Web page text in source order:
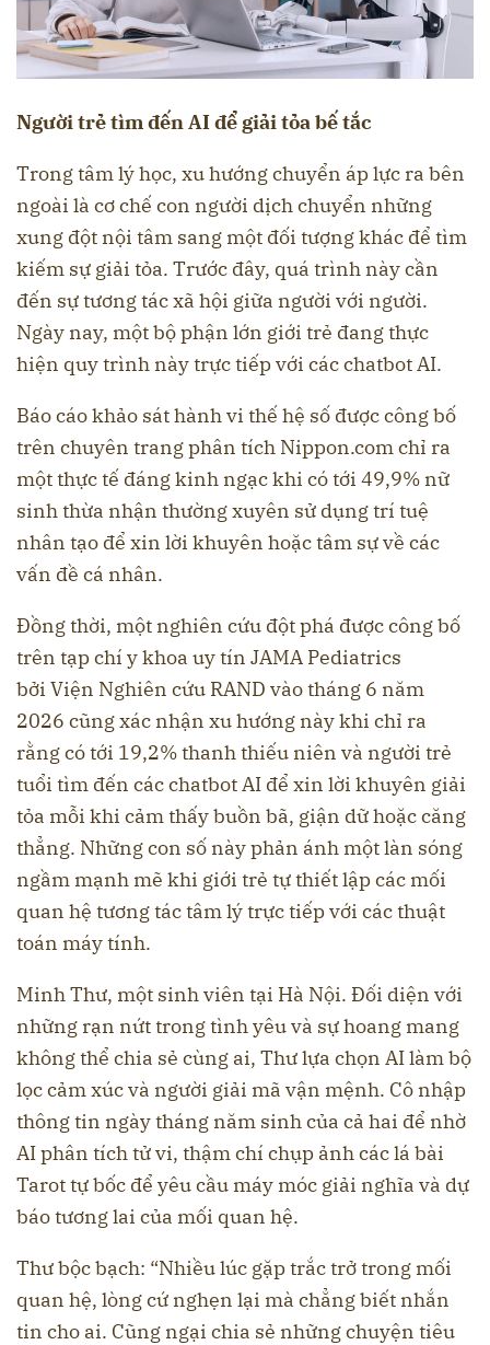
Người trẻ tìm đến AI để giải tỏa bế tắc
Trong tâm lý học, xu hướng chuyển áp lực ra bên
ngoài là cơ chế con người dịch chuyển những
xung đột nội tâm sang một đối tượng khác để tìm
kiếm sự giải tỏa. Trước đây, quá trình này cần
đến sự tương tác xã hội giữa người với người.
Ngày nay, một bộ phận lớn giới trẻ đang thực
hiện quy trình này trực tiếp với các chatbot AI.
Báo cáo khảo sát hành vi thế hệ số được công bố
trên chuyên trang phân tích Nippon.comchỉ ra
một thực tế đáng kinh ngạc khi có tới 49,9% nữ
sinh thừa nhận thường xuyên sử dụng trí tuệ
nhân tạo để xin lời khuyên hoặc tâm sự về các
vấn đề cá nhân.
Đồng thời, một nghiên cứu đột phá được công bố
trên tạp chí y khoa uy tín JAMA Pediatrics
bởi Viện Nghiên cứu RAND vào tháng 6 năm
2026 cũng xác nhận xu hướng này khi chỉ ra
rằng có tới 19,2% thanh thiếu niên và người trẻ
tuổi tìm đến các chatbot AI để xin lời khuyên giải
tỏa mỗi khi cảm thấy buồn bã, giận dữ hoặc căng
thẳng. Những con số này phản ánh một làn sóng
ngầm mạnh mẽ khi giới trẻ tự thiết lập các mối
quan hệ tương tác tâm lý trực tiếp với các thuật
toán máy tính.
Minh Thư, một sinh viên tại Hà Nội. Đối diện với
những rạn nứt trong tình yêu và sự hoang mang
không thể chia sẻ cùng ai, Thư lựa chọn AI làm bộ
lọc cảm xúc và người giải mã vận mệnh. Cô nhập
thông tin ngày tháng năm sinh của cả hai để nhờ
AI phân tích tử vi, thậm chí chụp ảnh các lá bài
Tarot tự bốc để yêu cầu máy móc giải nghĩa và dự
báo tương lai của mối quan hệ.
Thư bộc bạch: “Nhiều lúc gặp trắc trở trong mối
quan hệ, lòng cứ nghẹn lại mà chẳng biết nhắn
tin cho ai. Cũng ngại chia sẻ những chuyện tiêu